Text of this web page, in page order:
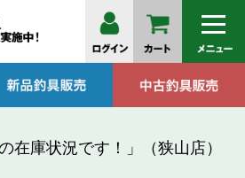
在庫状況です！」（狭山店）